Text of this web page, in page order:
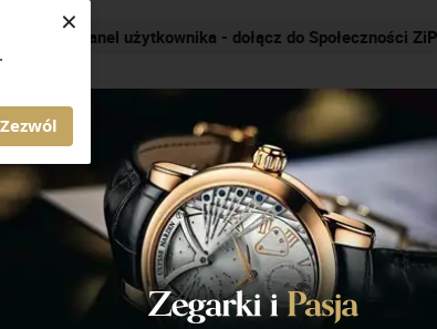
Zezwól
× Panel użytkownika - dołącz do Społeczności ZiP
ZEGARKI I PASJA